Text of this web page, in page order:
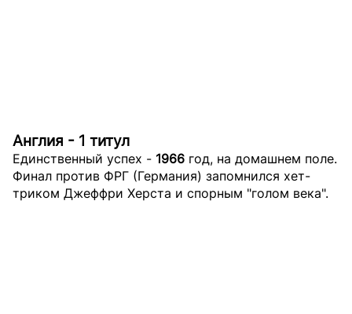
Англия - 1 титул
Единственный успех - 1966 год, на домашнем поле.
Финал против ФРГ (Германия) запомнился хет-
триком Джеффри Херста и спорным "голом века".